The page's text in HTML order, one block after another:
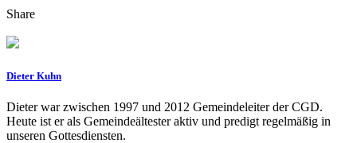
Share
Dieter Kuhn
Dieter war zwischen 1997 und 2012 Gemeindeleiter der CGD.
Heute ist er als Gemeindeältester aktiv und predigt regelmäßig in
unseren Gottesdiensten.